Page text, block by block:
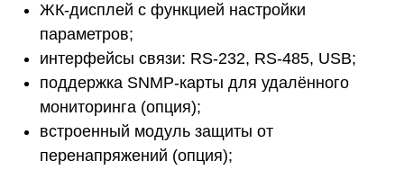
ЖК-дисплей с функцией настройки
параметров;
интерфейсы связи: RS-232, RS-485, USB;
поддержка SNMP-карты для удалённого
мониторинга (опция);
встроенный модуль защиты от
перенапряжений (опция);